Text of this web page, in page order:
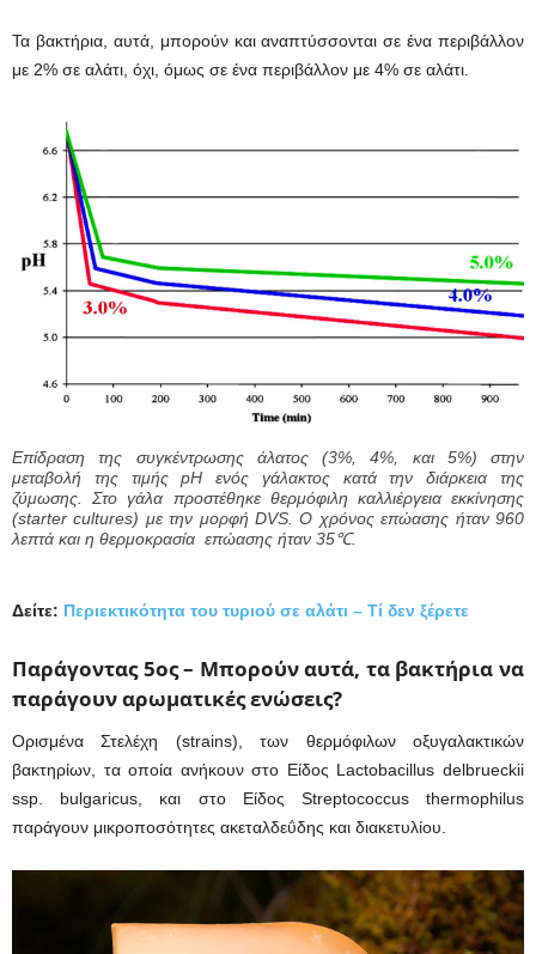
Τα βακτήρια, αυτά, μπορούν και αναπτύσσονται σε ένα περιβάλλον
με 2% σε αλάτι, όχι, όμως σε ένα περιβάλλον με 4% σε αλάτι.
Επίδραση της συγκέντρωσης άλατος (3%, 4%, και 5%) στην
μεταβολή της τιμής pH ενός γάλακτος κατά την διάρκεια της
ζύμωσης. Στο γάλα προστέθηκε θερμόφιλη καλλιέργεια εκκίνησης
(starter cultures) με την μορφή DVS. Ο χρόνος επώασης ήταν 960
λεπτά και η θερμοκρασία επώασης ήταν 35℃.
Δείτε: Περιεκτικότητα του τυριού σε αλάτι – Τί δεν ξέρετε
Παράγοντας 5ος – Μπορούν αυτά, τα βακτήρια να
παράγουν αρωματικές ενώσεις?
Ορισμένα Στελέχη (strains), των θερμόφιλων οξυγαλακτικών
βακτηρίων, τα οποία ανήκουν στο Είδος Lactobacillus delbrueckii
ssp. bulgaricus, και στο Είδος Streptococcus thermophilus
παράγουν μικροποσότητες ακεταλδεΰδης και διακετυλίου.